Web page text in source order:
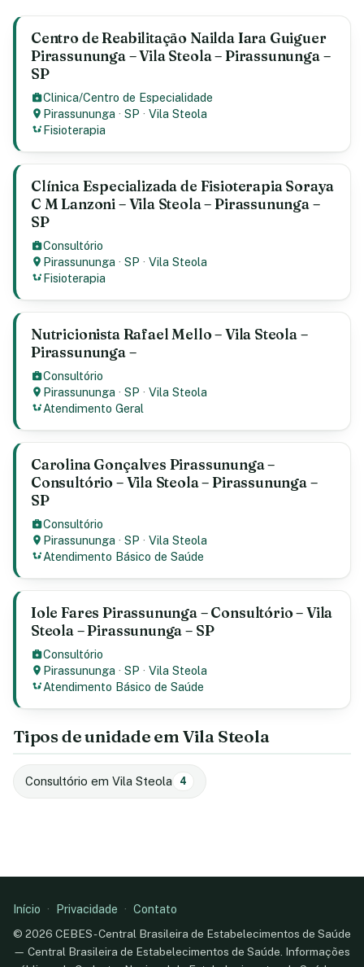
Centro de Reabilitação Nailda Iara Guiguer
Pirassununga – Vila Steola – Pirassununga –
SP
Clinica/Centro de Especialidade
Pirassununga ·SP ·Vila Steola
Fisioterapia
Clínica Especializada de Fisioterapia Soraya
C M Lanzoni – Vila Steola – Pirassununga –
SP
Consultório
Pirassununga ·SP ·Vila Steola
Fisioterapia
Nutricionista Rafael Mello – Vila Steola –
Pirassununga –
Consultório
Pirassununga ·SP ·Vila Steola
Atendimento Geral
Carolina Gonçalves Pirassununga –
Consultório – Vila Steola – Pirassununga –
SP
Consultório
Pirassununga ·SP ·Vila Steola
Atendimento Básico de Saúde
Iole Fares Pirassununga – Consultório – Vila
Steola – Pirassununga – SP
Consultório
Pirassununga ·SP ·Vila Steola
Atendimento Básico de Saúde
Tipos de unidade em Vila Steola
Consultório em Vila Steola 4
Início · Privacidade · Contato
© 2026 CEBES - Central Brasileira de Estabelecimentos de Saúde
— Central Brasileira de Estabelecimentos de Saúde. Informações